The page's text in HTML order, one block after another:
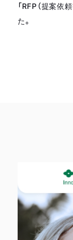
「RFP（提案依
た。